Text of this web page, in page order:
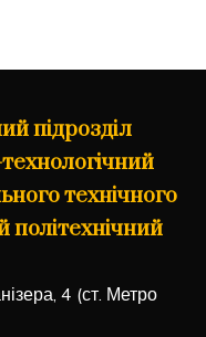
підрозділ
технічного
політехнічний
4 (ст. Метро